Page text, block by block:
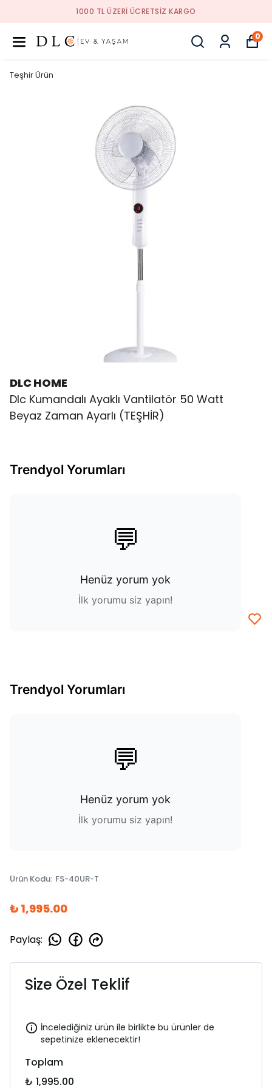
0
Teşhir Ürün
DLC HOME
Dlc Kumandalı Ayaklı Vantilatör 50 Watt
Beyaz Zaman Ayarlı (TEŞHİR)
Trendyol Yorumları
💬
Henüz yorum yok
İlk yorumu siz yapın!
Trendyol Yorumları
💬
Henüz yorum yok
İlk yorumu siz yapın!
Ürün Kodu: FS-40UR-T
₺ 1,995.00
Paylaş:
Size Özel Teklif
İncelediğiniz ürün ile birlikte bu ürünler de
sepetinize eklenecektir!
Toplam
₺ 1,995.00